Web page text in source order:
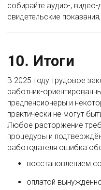
собирайте аудио-, видео-
свидетельские
10. Итоги
В 2025 году трудовое
работник-
предпенсионеры и
практически не могут
Любое расторжение
процедуры и
работодателя ошибка
восстановлением
оплатой